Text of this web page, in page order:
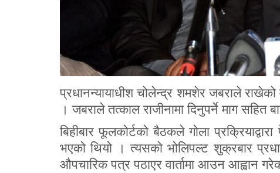
प्रधानन्यायाधीश चोलेन्द्र शमशेर जबराले
। जबराले तत्काल राजीनामा दिनुपर्ने माग
बिहीबार फूलकोर्टको बैठकले गोला
भएको थियो । त्यसको भोलिपल्ट शुक्रबार
औपचारिक पत्र पठाएर वार्तामा आउन आह्वान